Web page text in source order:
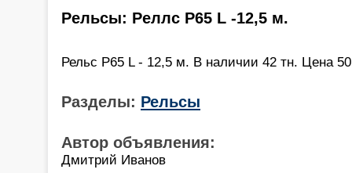
Рельсы: Реллс Р65 L -12,5 м.
Рельс Р65 L - 12,5 м. В наличии 42 тн. Цена
Разделы: Рельсы
Автор объявления:
Дмитрий Иванов